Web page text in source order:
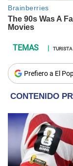
TURISTA
Prefiero a El